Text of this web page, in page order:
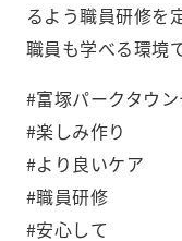
るよう職員研修を
職員も学べる環境
#富塚パークタウ
#楽しみ作り
#より良いケア
#職員研修
#安心して